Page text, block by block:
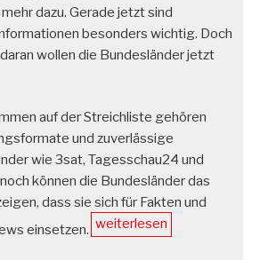
dazu. Gerade jetzt sind
besonders wichtig. Doch
wollen die Bundesländer jetzt
auf der Streichliste gehören
und zuverlässige
wie 3sat, Tagesschau24 und
können die Bundesländer das
dass sie sich für Fakten und
einsetzen. „Fakten
weiterlesen